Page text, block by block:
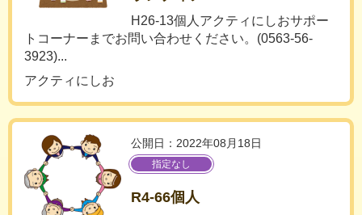
H26-13個人アクティにしおサポー
トコーナーまでお問い合わせください。(0563-56-
3923)...
アクティにしお
公開日：2022年08月18日
指定なし
R4-66個人